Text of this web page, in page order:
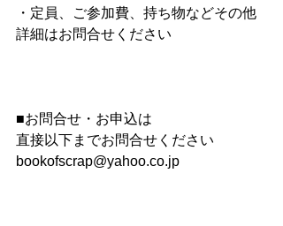
・定員、ご参加費、持ち物などその他
詳細はお問合せください
■お問合せ・お申込は
直接以下までお問合せください
bookofscrap@yahoo.co.jp